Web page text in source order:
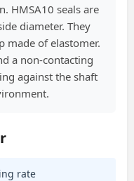
HMSA10 seals are
diameter. They
made of elastomer.
a non-contacting
against the shaft
rate